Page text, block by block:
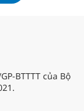
BTTTT của Bộ